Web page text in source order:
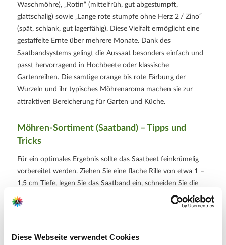
Diese Webseite verwendet Cookies
Waschmöhre), „Rotin“ (mittelfrüh, gut abgestumpft,
glattschalig) sowie „Lange rote stumpfe ohne Herz 2 / Zino“
(spät, schlank, gut lagerfähig). Diese Vielfalt ermöglicht eine
gestaffelte Ernte über mehrere Monate. Dank des
Saatbandsystems gelingt die Aussaat besonders einfach und
passt hervorragend in Hochbeete oder klassische
Gartenreihen. Die samtige orange bis rote Färbung der
Wurzeln und ihr typisches Möhrenaroma machen sie zur
attraktiven Bereicherung für Garten und Küche.
Möhren-Sortiment (Saatband) – Tipps und
Tricks
Für ein optimales Ergebnis sollte das Saatbeet feinkrümelig
vorbereitet werden. Ziehen Sie eine flache Rille von etwa 1 –
1,5 cm Tiefe, legen Sie das Saatband ein, schneiden Sie die
gewünschte Länge ab und drücken Sie das Band an den
Enden in die Erde. Anschließend gut angießen, damit das